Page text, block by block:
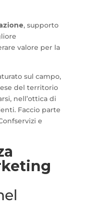
, supporto
valore per la
sul campo,
del territorio
nell’ottica di
Faccio parte
e